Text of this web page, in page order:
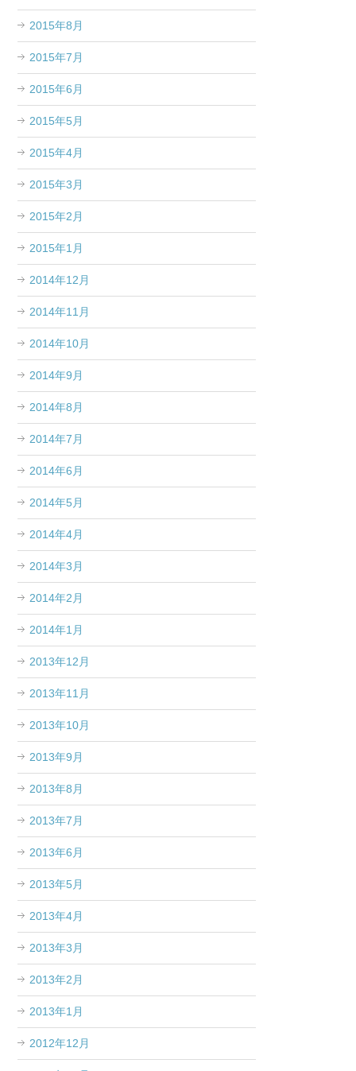
2015年8月
2015年7月
2015年6月
2015年5月
2015年4月
2015年3月
2015年2月
2015年1月
2014年12月
2014年11月
2014年10月
2014年9月
2014年8月
2014年7月
2014年6月
2014年5月
2014年4月
2014年3月
2014年2月
2014年1月
2013年12月
2013年11月
2013年10月
2013年9月
2013年8月
2013年7月
2013年6月
2013年5月
2013年4月
2013年3月
2013年2月
2013年1月
2012年12月